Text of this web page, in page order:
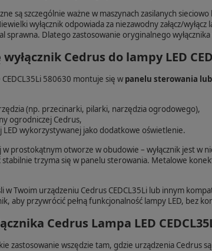
są szczególnie ważne w maszynach zasilanych
wyłącznik odpowiada za niezawodny załącz/
sprawna. Dlatego zastosowanie oryginalnego
Cedrus do lampy LED
CEDCL35Li 580630 montuje się w panelu sterowania
(np. przecinarki, pilarki, narzędzia ogrodowego),
ogrodniczej Cedrus,
wykorzystywanej jako dodatkowe oświetlenie.
w prostokątnym otworze w obudowie – wyłącznik jest
stabilnie trzyma się w panelu sterowania. Metalowe
w Twoim urządzeniu Cedrus CEDCL35Li lub innym
aby przywrócić pełną funkcjonalność lampy LED, bez
Cedrus Lampa LED
zastosowanie wszędzie tam, gdzie urządzenia Cedrus